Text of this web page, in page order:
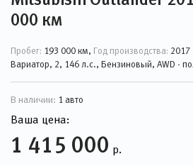
000 км
Пробег: 193 000 км, Год производства: 2017
Вариатор, 2, 146 л.с., Бензиновый, AWD -
В наличии: 1 авто
Ваша цена:
1 415 000 р.